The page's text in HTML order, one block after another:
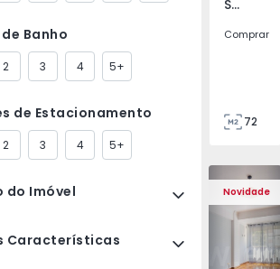
Banho
2 3 4 5+
de Estacionamento
2 3 4 5+
do Imóvel
Características
São Tomé do Castelo e Justes, Vila Real
Comprar
72
Novidade
Apartamento T5